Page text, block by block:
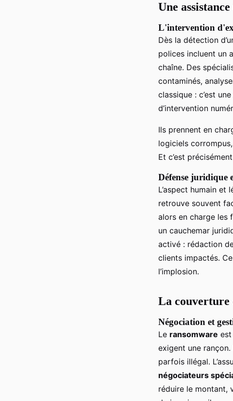
Une
L'intervention
Dès la détection
polices incluent un
chaîne. Des
contaminés,
classique : c’est
d’intervention
Ils prennent en
logiciels
Et c’est
Défense juridique
L’aspect humain et
retrouve souvent
alors en charge les
un cauchemar
activé : rédaction
clients impactés.
l’implosion.
La couverture
Négociation et
Le ransomware
exigent une rançon.
parfois illégal.
négociateurs
réduire le montant,